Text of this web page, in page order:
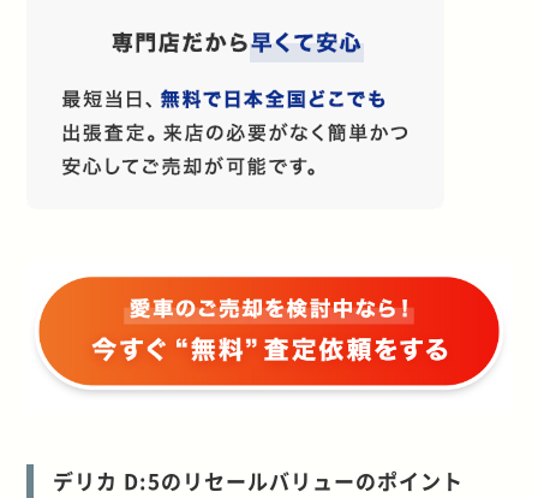
デリカ D:5のリセールバリューのポイント